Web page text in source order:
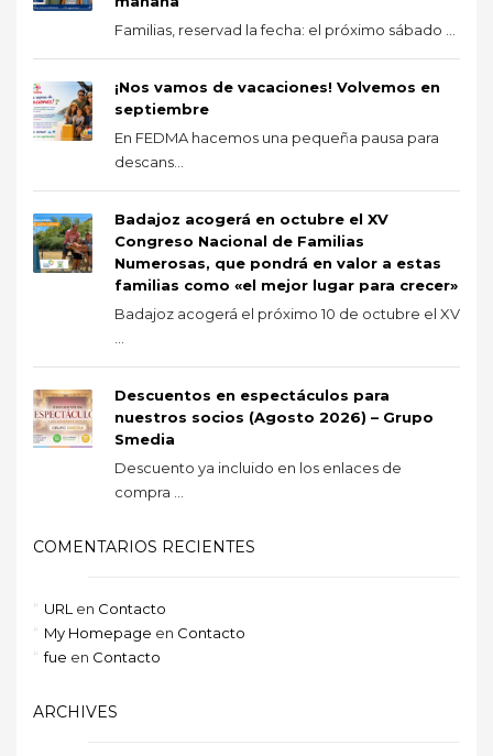
Familias, reservad la fecha: el próximo sábado ...
¡Nos vamos de vacaciones! Volvemos en
septiembre
En FEDMA hacemos una pequeña pausa para
descans...
Badajoz acogerá en octubre el XV
Congreso Nacional de Familias
Numerosas, que pondrá en valor a estas
familias como «el mejor lugar para crecer»
Badajoz acogerá el próximo 10 de octubre el XV
...
Descuentos en espectáculos para
nuestros socios (Agosto 2026) – Grupo
Smedia
Descuento ya incluido en los enlaces de
compra ...
COMENTARIOS RECIENTES
URL en Contacto
My Homepage en Contacto
fue en Contacto
ARCHIVES